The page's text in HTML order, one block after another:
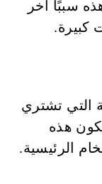
سببًا آخر
كبيرة.
التي تشتري
هذه
الرئيسية.